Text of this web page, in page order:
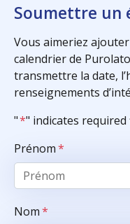
Soumettre un
Vous aimeriez
calendrier de
transmettre la date,
renseignements
"*" indicates required
Prénom*
Nom*